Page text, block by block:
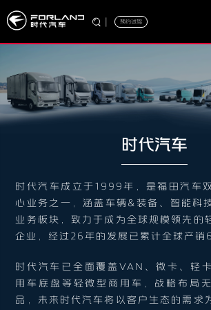
| 预约试驾
时代汽车
时代汽车成立于1999年，是福田汽车
心业务之一，涵盖车辆&装备、智能科
业务板块，致力于成为全球规模领先的
企业，经过26年的发展已累计全球产销
时代汽车已全面覆盖VAN、微卡、轻
用车底盘等轻微型商用车，战略布局
品，未来时代汽车将以客户生态的需求